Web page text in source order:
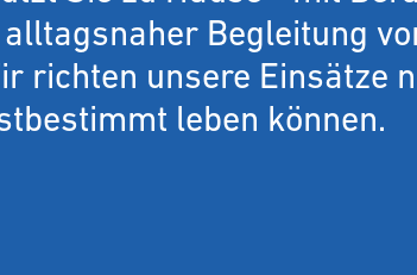
Begleitung
richten unsere Einsätze
leben können.